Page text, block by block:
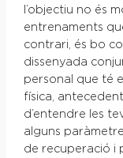
l’objectiu no és
entrenaments
contrari, és bo
dissenyada
personal que té
física,
d’entendre les
alguns
de recuperació i